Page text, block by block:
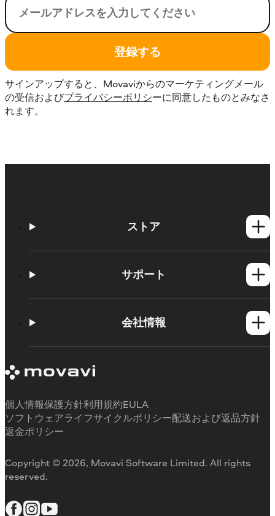
電子メール
登録する
サインアップすると、Movaviからのマーケティングメール
の受信およびプライバシーポリシーに同意したものとみなさ
れます。
ストア
Mac製品
サポート
使い方
会社情報
メディアレビュー
Copyright © 2026, Movavi Software Limited. All rights
reserved.
個人情報保護方針利用規約EULA
ソフトウェアライフサイクルポリシー配送および返品方針
返金ポリシー